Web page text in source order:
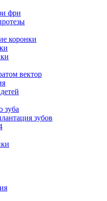
фри
коронки
вектор
зуба
зубов